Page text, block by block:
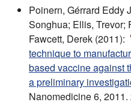
Poinern, Gérrard Eddy
Songhua; Ellis, Trevor;
Fawcett, Derek (2011):
technique to
based vaccine against
a preliminary
Nanomedicine 6,